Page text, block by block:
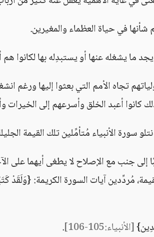
في حياة العظماء والمغيرين.
ما يشغله عنها أو يستبدِله بها لكانوا
تجاه الأمم التي بعثوا إليها ورغم
كانوا أعبد الخلق وأسرعهم إلى الخيرات
سورة الأنبياء مُتأمِّلين تلك القيمة
إلى جنب مع الإصلاح لا يطغى أيهما على
مُردِّدين آيات السورة الكريمة: {وَلَقَدْ
[الأنبياء:105-106]
.